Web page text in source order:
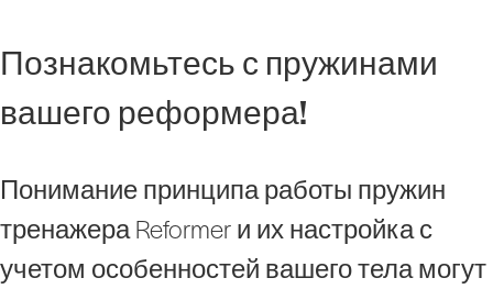
Познакомьтесь с пружинами
вашего реформера!
Понимание принципа работы пружин
тренажера Reformer и их настройка с
учетом особенностей вашего тела могут